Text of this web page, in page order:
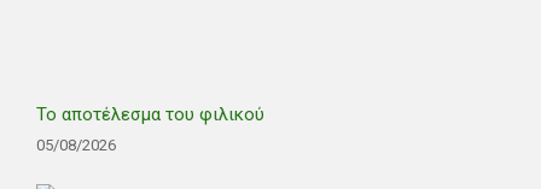
Το αποτέλεσμα του φιλικού
05/08/2026